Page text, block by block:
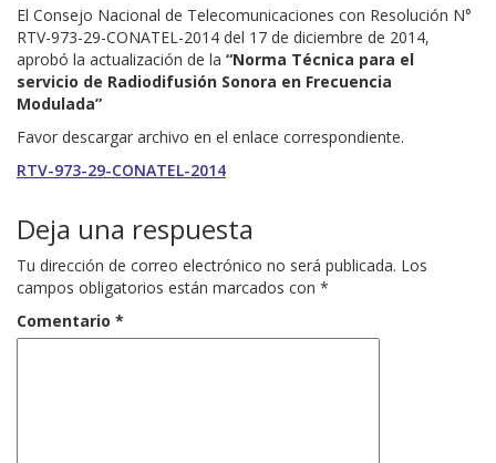
El Consejo Nacional de Telecomunicaciones con Resolución N°
RTV-973-29-CONATEL-2014 del 17 de diciembre de 2014,
aprobó la actualización de la “Norma Técnica para el
servicio de Radiodifusión Sonora en Frecuencia
Modulada”
Favor descargar archivo en el enlace correspondiente.
RTV-973-29-CONATEL-2014
Deja una respuesta
Tu dirección de correo electrónico no será publicada. Los
campos obligatorios están marcados con *
Comentario *